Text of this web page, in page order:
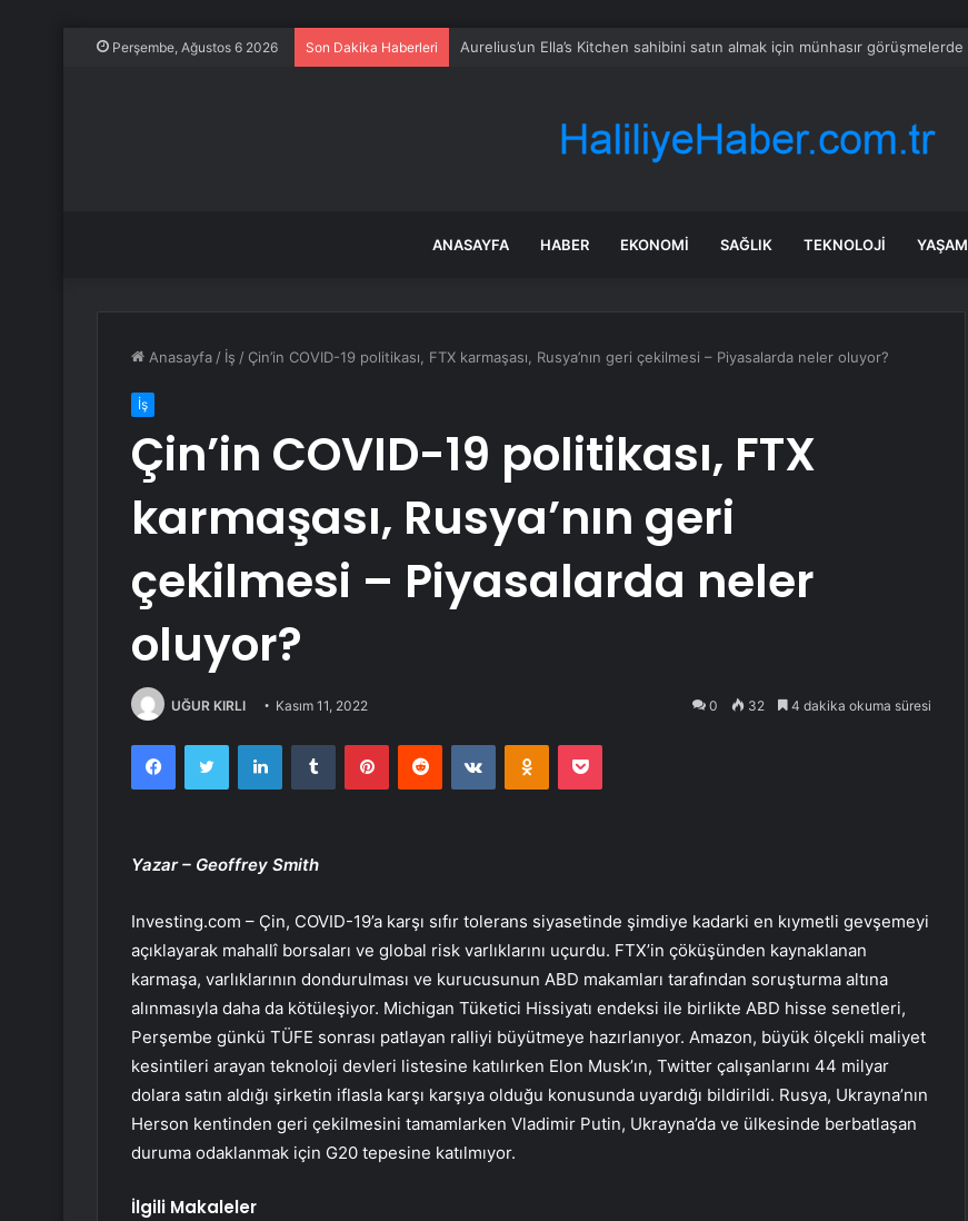
Perşembe, Ağustos 6 2026 Son Dakika Haberleri YSK, CHP’nin Başvurusunu Reddetti
ANASAYFA HABER EKONOMI SAĞLIK TEKNOLOJI YAŞAM
Anasayfa / İş / Çin’in COVID-19 politikası, FTX karmaşası, Rusya’nın geri çekilmesi – Piyasalarda neler oluyor?
İş
Çin’in COVID-19 politikası, FTX
karmaşası, Rusya’nın geri
çekilmesi – Piyasalarda neler
oluyor?
UĞUR KIRLI Kasım 11, 2022 0 32 4 dakika okuma süresi
FacebookTwitter LinkedInTumblr PinterestReddit VKontakteOdnoklassniki
Pocket
Yazar – Geoffrey Smith
Investing.com – Çin, COVID-19’a karşı sıfır tolerans siyasetinde şimdiye kadarki en kıymetli gevşemeyi
açıklayarak mahallî borsaları ve global risk varlıklarını uçurdu. FTX’in çöküşünden kaynaklanan
karmaşa, varlıklarının dondurulması ve kurucusunun ABD makamları tarafından soruşturma altına
alınmasıyla daha da kötüleşiyor. Michigan Tüketici Hissiyatı endeksi ile birlikte ABD hisse senetleri,
Perşembe günkü TÜFE sonrası patlayan ralliyi büyütmeye hazırlanıyor. Amazon, büyük ölçekli maliyet
kesintileri arayan teknoloji devleri listesine katılırken Elon Musk’ın, Twitter çalışanlarını 44 milyar
dolara satın aldığı şirketin iflasla karşı karşıya olduğu konusunda uyardığı bildirildi. Rusya, Ukrayna’nın
Herson kentinden geri çekilmesini tamamlarken Vladimir Putin, Ukrayna’da ve ülkesinde berbatlaşan
duruma odaklanmak için G20 tepesine katılmıyor.
İlgili Makaleler